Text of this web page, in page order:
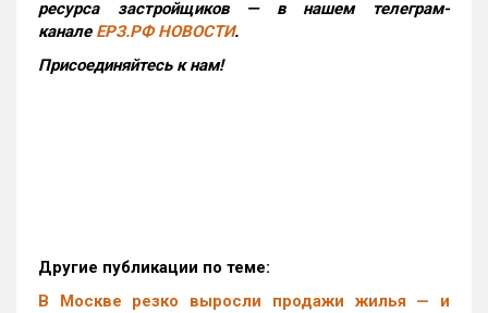
ресурса застройщиков — в нашем телеграм-
канале ЕРЗ.РФ НОВОСТИ.
Присоединяйтесь к нам!
Другие публикации по теме:
В Москве резко выросли продажи жилья — и